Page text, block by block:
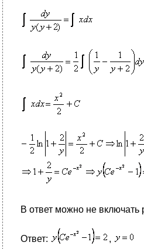
В ответ можно не
Ответ: ,